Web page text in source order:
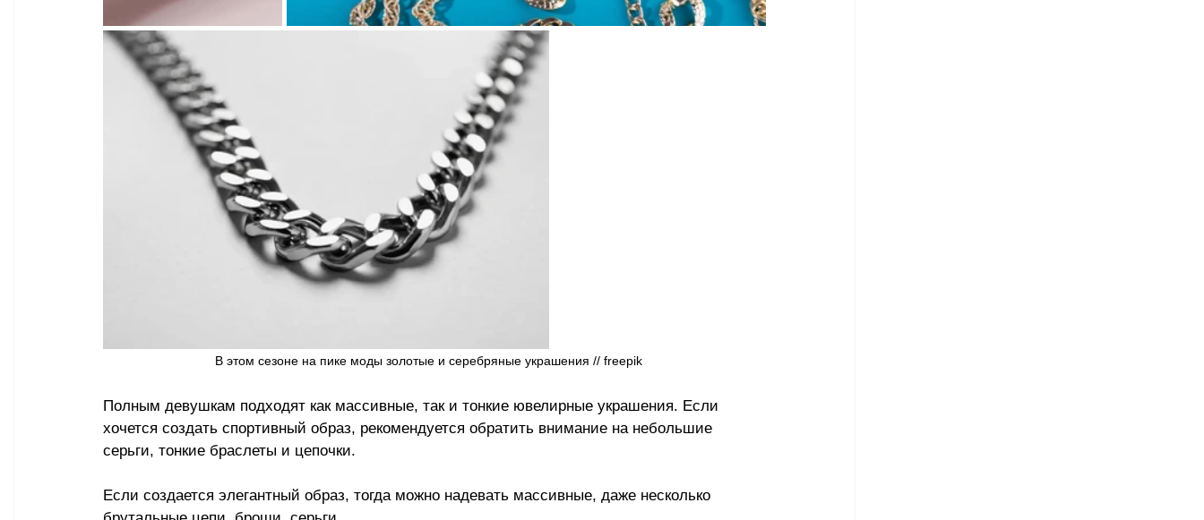
В этом сезоне на пике моды золотые и серебряные украшения // freepik
Полным девушкам подходят как массивные, так и тонкие ювелирные украшения. Если
хочется создать спортивный образ, рекомендуется обратить внимание на небольшие
серьги, тонкие браслеты и цепочки.
Если создается элегантный образ, тогда можно надевать массивные, даже несколько